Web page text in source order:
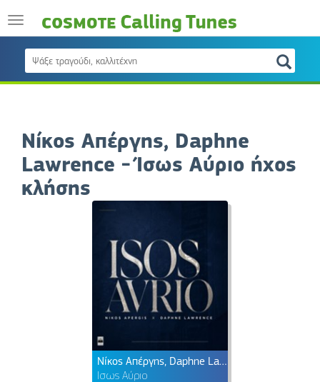
Νίκος Απέργης, Daphne
Lawrence - Ίσως Αύριο ήχος
κλήσης
Νίκος Απέργης, Daphne Lawrence
Ίσως Αύριο